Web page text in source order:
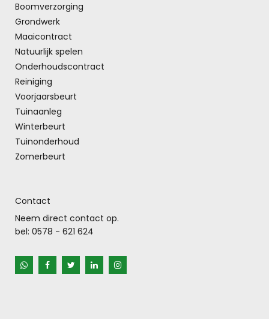
Boomverzorging
Grondwerk
Maaicontract
Natuurlijk spelen
Onderhoudscontract
Reiniging
Voorjaarsbeurt
Tuinaanleg
Winterbeurt
Tuinonderhoud
Zomerbeurt
Contact
Neem direct contact op.
bel: 0578 - 621 624